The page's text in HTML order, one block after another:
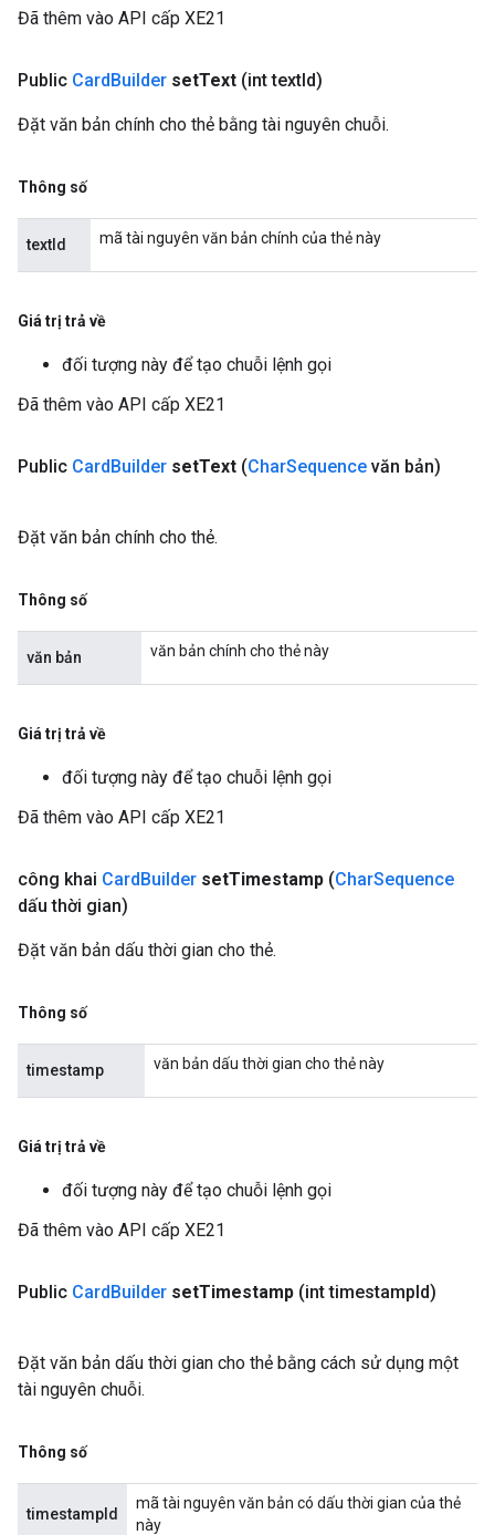
Đã thêm vào API cấp XE21
Public CardBuilder setText (int textId)
Đặt văn bản chính cho thẻ bằng tài nguyên chuỗi.
Thông số
textId mã tài nguyên văn bản chính của thẻ này
Giá trị trả về
đối tượng này để tạo chuỗi lệnh gọi
Đã thêm vào API cấp XE21
Public CardBuilder setText (CharSequence văn bản)
Đặt văn bản chính cho thẻ.
Thông số
văn bản văn bản chính cho thẻ này
Giá trị trả về
đối tượng này để tạo chuỗi lệnh gọi
Đã thêm vào API cấp XE21
công khai CardBuilder setTimestamp (CharSequence
dấu thời gian)
Đặt văn bản dấu thời gian cho thẻ.
Thông số
timestamp văn bản dấu thời gian cho thẻ này
Giá trị trả về
đối tượng này để tạo chuỗi lệnh gọi
Đã thêm vào API cấp XE21
Public CardBuilder setTimestamp (int timestampId)
Đặt văn bản dấu thời gian cho thẻ bằng cách sử dụng một
tài nguyên chuỗi.
Thông số
timestampId
mã tài nguyên văn bản có dấu thời gian của thẻ
này